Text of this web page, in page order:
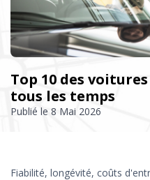
Top 10 des
tous les temps
Publié le 8 Mai 2026
Fiabilité, longévité, coûts